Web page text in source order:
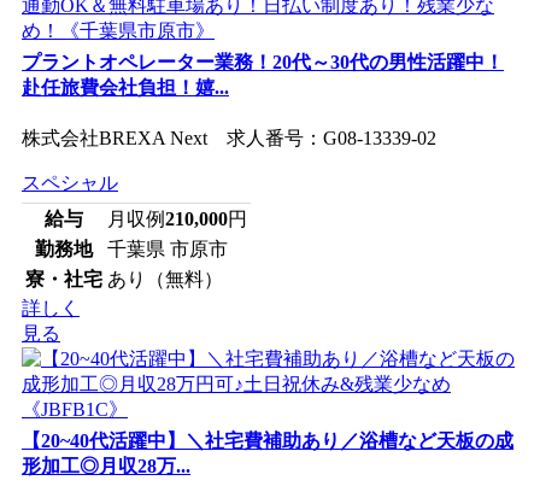
プラントオペレーター業務！20代～30代の男性活躍中！
赴任旅費会社負担！嬉...
株式会社BREXA Next 求人番号：G08-13339-02
スペシャル
給与
月収例210,000円
勤務地
千葉県 市原市
寮・社宅 あり（無料）
詳しく
見る
【20~40代活躍中】＼社宅費補助あり／浴槽など天板の成
形加工◎月収28万...